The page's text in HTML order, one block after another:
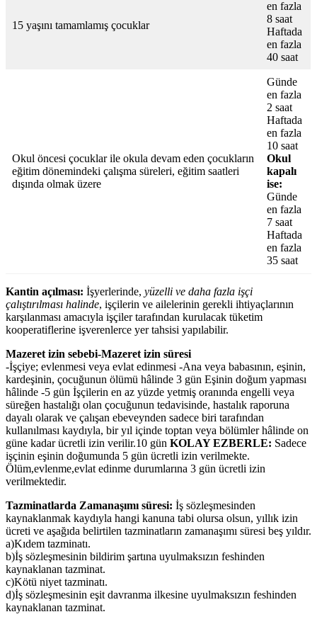
15 yaşını tamamlamış çocuklar
en fazla
8 saat
Haftada
en fazla
40 saat
Okul öncesi çocuklar ile okula devam eden çocukların
eğitim dönemindeki çalışma süreleri, eğitim saatleri
dışında olmak üzere
Günde
en fazla
2 saat
Haftada
en fazla
10 saat
Okul
kapalı
ise:
Günde
en fazla
7 saat
Haftada
en fazla
35 saat
Kantin açılması: İşyerlerinde, yüzelli ve daha fazla işçi
çalıştırılması halinde, işçilerin ve ailelerinin gerekli ihtiyaçlarının
karşılanması amacıyla işçiler tarafından kurulacak tüketim
kooperatiflerine işverenlerce yer tahsisi yapılabilir.
Mazeret izin sebebi-Mazeret izin süresi
-İşçiye; evlenmesi veya evlat edinmesi -Ana veya babasının, eşinin,
kardeşinin, çocuğunun ölümü hâlinde 3 gün Eşinin doğum yapması
hâlinde -5 gün İşçilerin en az yüzde yetmiş oranında engelli veya
süreğen hastalığı olan çocuğunun tedavisinde, hastalık raporuna
dayalı olarak ve çalışan ebeveynden sadece biri tarafından
kullanılması kaydıyla, bir yıl içinde toptan veya bölümler hâlinde on
güne kadar ücretli izin verilir.10 gün KOLAY EZBERLE: Sadece
işçinin eşinin doğumunda 5 gün ücretli izin verilmekte.
Ölüm,evlenme,evlat edinme durumlarına 3 gün ücretli izin
verilmektedir.
Tazminatlarda Zamanaşımı süresi: İş sözleşmesinden
kaynaklanmak kaydıyla hangi kanuna tabi olursa olsun, yıllık izin
ücreti ve aşağıda belirtilen tazminatların zamanaşımı süresi beş yıldır.
a)Kıdem tazminatı.
b)İş sözleşmesinin bildirim şartına uyulmaksızın feshinden
kaynaklanan tazminat.
c)Kötü niyet tazminatı.
d)İş sözleşmesinin eşit davranma ilkesine uyulmaksızın feshinden
kaynaklanan tazminat.